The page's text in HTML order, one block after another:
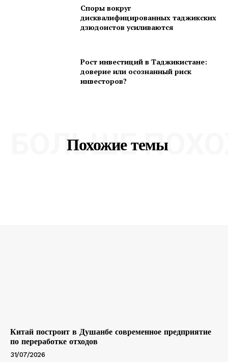
Споры вокруг
дисквалифицированных таджикских
дзюдоистов усиливаются
Рост инвестиций в Таджикистане:
доверие или осознанный риск
инвесторов?
Похожие темы
БОЛЬШЕ
Китай построит в Душанбе современное предприятие
по переработке отходов
31/07/2026